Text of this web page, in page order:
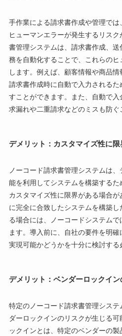
手作業による請求書作成や管理で
ヒューマンエラーが発生するリス
書管理システムは、請求書作成、
務を自動化することで、これらの
します。例えば、顧客情報や商品情
請求書作成時に自動で入力される
すことができます。また、自動で
求漏れや二重請求などのミスも防ぐ
デメリット：カスタマイズ性に
ノーコード請求書管理システムは
能を利用してシステムを構築する
カスタマイズ性に限界がある場合
に完全に合致したシステムを構築
る場合には、ノーコードシステム
ます。導入前に、自社の要件を明
実現可能かどうかを十分に検討する
デメリット：ベンダーロックイン
特定のノーコード請求書管理シス
ダーロックインのリスクが生じる
ックインとは、特定のベンダーの